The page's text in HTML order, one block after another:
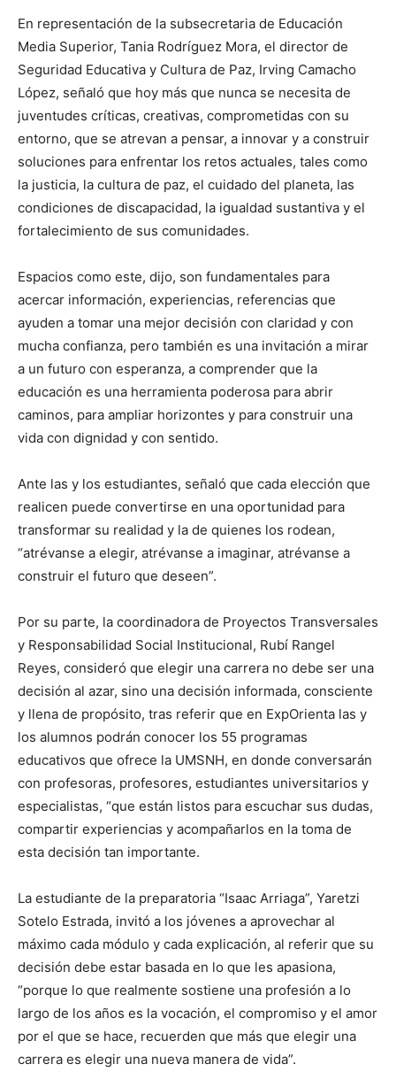
En representación de la subsecretaria de Educación
Media Superior, Tania Rodríguez Mora, el director de
Seguridad Educativa y Cultura de Paz, Irving Camacho
López, señaló que hoy más que nunca se necesita de
juventudes críticas, creativas, comprometidas con su
entorno, que se atrevan a pensar, a innovar y a construir
soluciones para enfrentar los retos actuales, tales como
la justicia, la cultura de paz, el cuidado del planeta, las
condiciones de discapacidad, la igualdad sustantiva y el
fortalecimiento de sus comunidades.
Espacios como este, dijo, son fundamentales para
acercar información, experiencias, referencias que
ayuden a tomar una mejor decisión con claridad y con
mucha confianza, pero también es una invitación a mirar
a un futuro con esperanza, a comprender que la
educación es una herramienta poderosa para abrir
caminos, para ampliar horizontes y para construir una
vida con dignidad y con sentido.
Ante las y los estudiantes, señaló que cada elección que
realicen puede convertirse en una oportunidad para
transformar su realidad y la de quienes los rodean,
“atrévanse a elegir, atrévanse a imaginar, atrévanse a
construir el futuro que deseen”.
Por su parte, la coordinadora de Proyectos Transversales
y Responsabilidad Social Institucional, Rubí Rangel
Reyes, consideró que elegir una carrera no debe ser una
decisión al azar, sino una decisión informada, consciente
y llena de propósito, tras referir que en ExpOrienta las y
los alumnos podrán conocer los 55 programas
educativos que ofrece la UMSNH, en donde conversarán
con profesoras, profesores, estudiantes universitarios y
especialistas, “que están listos para escuchar sus dudas,
compartir experiencias y acompañarlos en la toma de
esta decisión tan importante.
La estudiante de la preparatoria “Isaac Arriaga”, Yaretzi
Sotelo Estrada, invitó a los jóvenes a aprovechar al
máximo cada módulo y cada explicación, al referir que su
decisión debe estar basada en lo que les apasiona,
“porque lo que realmente sostiene una profesión a lo
largo de los años es la vocación, el compromiso y el amor
por el que se hace, recuerden que más que elegir una
carrera es elegir una nueva manera de vida”.